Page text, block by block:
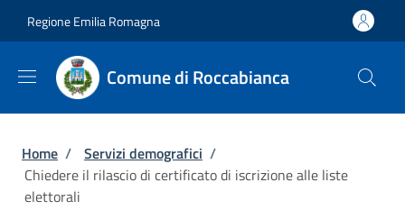
Regione Emilia Romagna
Comune di Roccabianca
Briciole di pane
Home / Servizi demografici /
Chiedere il rilascio di certificato di iscrizione alle liste
elettorali